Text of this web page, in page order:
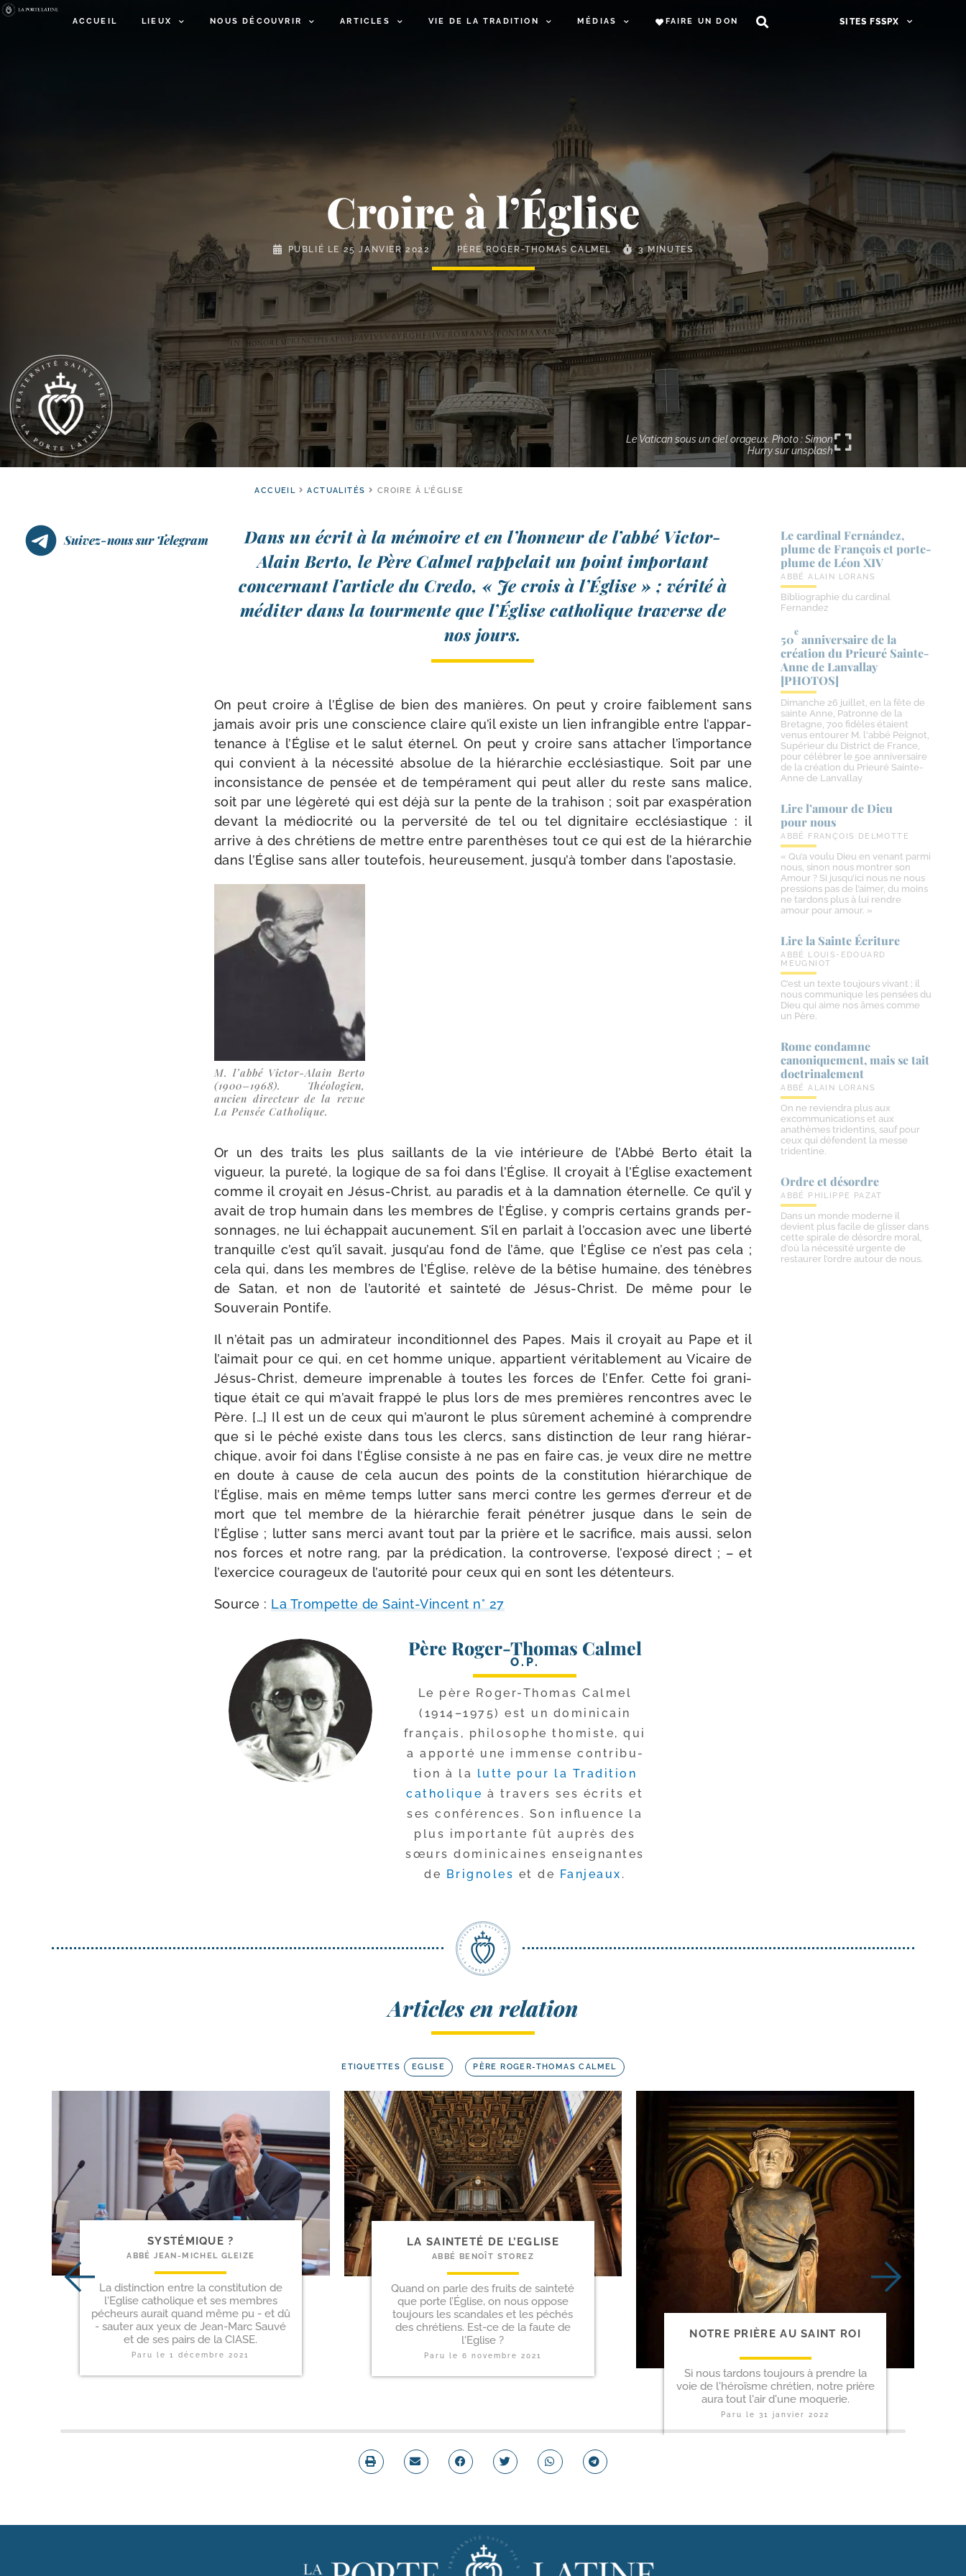
ACCUEIL LIEUX NOUS DÉCOUVRIR ARTICLES VIE DE LA TRADITION MÉDIAS FAIRE UN DON SITES FSSPX
Croire à l’Église
PUBLIÉ LE25 JANVIER 2022 PÈRE ROGER-THOMAS CALMEL 3 MINUTES
Le Vatican sous un ciel orageux. Photo : Simon
Hurry sur unsplash
ACCUEIL ACTUALITÉS CROIRE À L’ÉGLISE
Suivez-nous sur Telegram
Dans un écrit à la mémoire et en l’honneur de l’abbé Victor-​
Alain Berto, le Père Calmel rap­pe­lait un point impor­tant
concer­nant l’article du Credo, « Je crois à l’Église » ; véri­té à
médi­ter dans la tour­mente que l’Église catho­lique tra­verse de
nos jours.
On peut croire à l’Église de bien des manières. On peut y croire fai­ble­ment sans
jamais avoir pris une conscience claire qu’il existe un lien infran­gible entre l’ap­par­
te­nance à l’Église et le salut éter­nel. On peut y croire sans atta­cher l’im­por­tance
qui convient à la néces­si­té abso­lue de la hié­rar­chie ecclé­sias­tique. Soit par une
incon­sis­tance de pen­sée et de tem­pé­ra­ment qui peut aller du reste sans malice,
soit par une légè­re­té qui est déjà sur la pente de la tra­hi­son ; soit par exas­pé­ra­tion
devant la médio­cri­té ou la per­ver­si­té de tel ou tel digni­taire ecclé­sias­tique : il
arrive à des chré­tiens de mettre entre paren­thèses tout ce qui est de la hié­rar­chie
dans l’Église sans aller tou­te­fois, heu­reu­se­ment, jus­qu’à tom­ber dans l’apostasie.
M. l’ab­bé Victor-​Alain Berto
(1900–1968). Théologien,
ancien direc­teur de la revue
La Pensée Catholique.
Or un des traits les plus saillants de la vie inté­rieure de l’Abbé Berto était la
vigueur, la pure­té, la logique de sa foi dans l’Église. Il croyait à l’Église exac­te­ment
comme il croyait en Jésus-​Christ, au para­dis et à la dam­na­tion éter­nelle. Ce qu’il y
avait de trop humain dans les membres de l’Église, y com­pris cer­tains grands per­
son­nages, ne lui échap­pait aucu­ne­ment. S’il en par­lait à l’oc­ca­sion avec une liber­té
tran­quille c’est qu’il savait, jus­qu’au fond de l’âme, que l’Église ce n’est pas cela ;
cela qui, dans les membres de l’Église, relève de la bêtise humaine, des ténèbres
de Satan, et non de l’au­to­ri­té et sain­te­té de Jésus-​Christ. De même pour le
Souverain Pontife.
Il n’é­tait pas un admi­ra­teur incon­di­tion­nel des Papes. Mais il croyait au Pape et il
l’ai­mait pour ce qui, en cet homme unique, appar­tient véri­ta­ble­ment au Vicaire de
Jésus-​Christ, demeure impre­nable à toutes les forces de l’Enfer. Cette foi gra­ni­
tique était ce qui m’a­vait frap­pé le plus lors de mes pre­mières ren­contres avec le
Père. […] Il est un de ceux qui m’au­ront le plus sûre­ment ache­mi­né à com­prendre
que si le péché existe dans tous les clercs, sans dis­tinc­tion de leur rang hié­rar­
chique, avoir foi dans l’Église consiste à ne pas en faire cas, je veux dire ne mettre
en doute à cause de cela aucun des points de la consti­tu­tion hié­rar­chique de
l’Église, mais en même temps lut­ter sans mer­ci contre les germes d’er­reur et de
mort que tel membre de la hié­rar­chie ferait péné­trer jusque dans le sein de
l’Église ; lut­ter sans mer­ci avant tout par la prière et le sacri­fice, mais aus­si, selon
nos forces et notre rang, par la pré­di­ca­tion, la contro­verse, l’ex­po­sé direct ; – et
l’exer­cice cou­ra­geux de l’au­to­ri­té pour ceux qui en sont les détenteurs.
Source : La Trompette de Saint-​Vincent n° 27
Père Roger-Thomas Calmel
O.P.
Le père Roger-​Thomas Calmel
(1914–1975) est un domi­ni­cain
fran­çais, phi­lo­sophe tho­miste, qui
a appor­té une immense contri­bu­
tion à la lutte pour la Tradition
catho­lique à tra­vers ses écrits et
ses confé­rences. Son influence la
plus impor­tante fût auprès des
sœurs domi­ni­caines ensei­gnantes
de Brignoles et de Fanjeaux .
Le cardinal Fernández,
plume de François et porte-​
plume de Léon XIV
ABBÉ ALAIN LORANS
Bibliographie du cardinal
Fernandez
50
e
anniversaire de la
création du Prieuré Sainte-​
Anne de Lanvallay
[PHOTOS]
Dimanche 26 juillet, en la fête de
sainte Anne, Patronne de la
Bretagne, 700 fidèles étaient
venus entourer M. l'abbé Peignot,
Supérieur du District de France,
pour célébrer le 50e anniversaire
de la création du Prieuré Sainte-
Anne de Lanvallay
Lire l’amour de Dieu
pour nous
ABBÉ FRANÇOIS DELMOTTE
« Qu’a voulu Dieu en venant parmi
nous, sinon nous montrer son
Amour ? Si jusqu’ici nous ne nous
pressions pas de l’aimer, du moins
ne tardons plus à lui rendre
amour pour amour. »
Lire la Sainte Écriture
ABBÉ LOUIS-EDOUARD
MEUGNIOT
C’est un texte toujours vivant ; il
nous communique les pensées du
Dieu qui aime nos âmes comme
un Père.
Rome condamne
canoniquement, mais se tait
doctrinalement
ABBÉ ALAIN LORANS
On ne reviendra plus aux
excommunications et aux
anathèmes tridentins, sauf pour
ceux qui défendent la messe
tridentine.
Ordre et désordre
ABBÉ PHILIPPE PAZAT
Dans un monde moderne il
devient plus facile de glisser dans
cette spirale de désordre moral,
d’où la nécessité urgente de
restaurer l’ordre autour de nous.
Articles en relation
ETIQUETTES EGLISE PÈRE ROGER-THOMAS CALMEL
SYSTÉMIQUE ?
ABBÉ JEAN-MICHEL GLEIZE
La distinction entre la constitution de
l'Eglise catholique et ses membres
pécheurs aurait quand même pu - et dû
- sauter aux yeux de Jean-Marc Sauvé
et de ses pairs de la CIASE.
Paru le1 décembre 2021
LA SAINTETÉ DE L’EGLISE
ABBÉ BENOÎT STOREZ
Quand on parle des fruits de sainteté
que porte l’Église, on nous oppose
toujours les scandales et les péchés
des chrétiens. Est-ce de la faute de
l'Eglise ?
Paru le 6 novembre 2021
NOTRE PRIÈRE AU SAINT ROI
Si nous tardons toujours à prendre la
voie de l'héroïsme chrétien, notre prière
aura tout l'air d'une moquerie.
Paru le31 janvier 2022